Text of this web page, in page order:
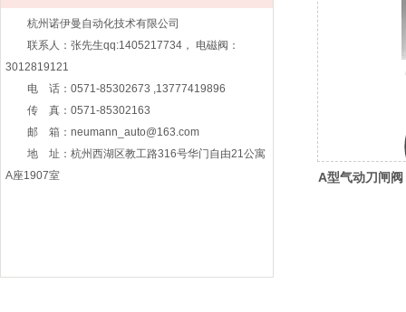
杭州诺伊曼自动化技术有限公司
联系人：张先生qq:1405217734， 电磁阀：
3012819121
电 话：0571-85302673 ,13777419896
传 真：0571-85302163
邮 箱：neumann_auto@163.com
地 址：杭州西湖区教工路316号华门自由21公寓
A座1907室
A型气动刀闸阀